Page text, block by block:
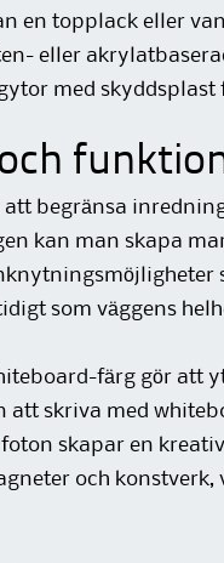
en topplack eller
eller
med
begränsa
kan man skapa
som väggens
färg gör att
skriva med
skapar en
och konstverk,